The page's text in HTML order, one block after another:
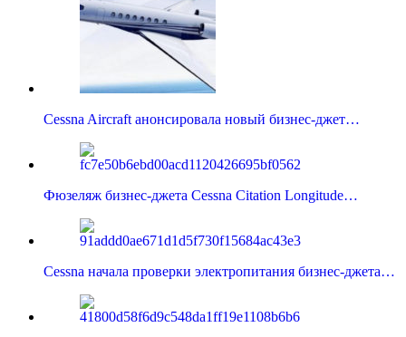
Cessna Aircraft анонсировала новый бизнес-джет…
Фюзеляж бизнес-джета Cessna Citation Longitude…
Cessna начала проверки электропитания бизнес-джета…